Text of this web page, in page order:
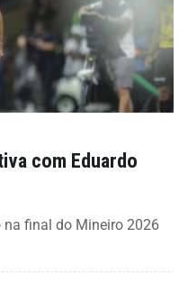
com Eduardo
na final do Mineiro 2026